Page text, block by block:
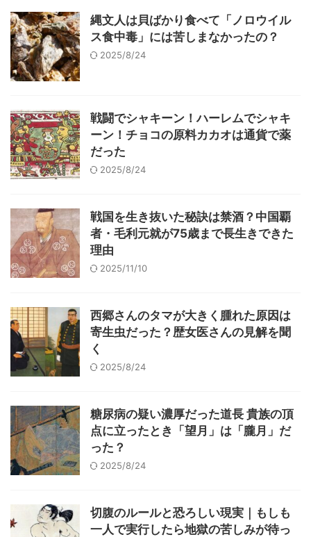
縄文人は貝ばかり食べて「ノロウイル
ス食中毒」には苦しまなかったの？
2025/8/24
戦闘でシャキーン！ハーレムでシャキ
ーン！チョコの原料カカオは通貨で薬
だった
2025/8/24
戦国を生き抜いた秘訣は禁酒？中国覇
者・毛利元就が75歳まで長生きできた
理由
2025/11/10
西郷さんのタマが大きく腫れた原因は
寄生虫だった？歴女医さんの見解を聞
く
2025/8/24
糖尿病の疑い濃厚だった道長 貴族の頂
点に立ったとき「望月」は「朧月」だ
った？
2025/8/24
切腹のルールと恐ろしい現実｜もしも
一人で実行したら地獄の苦しみが待っ